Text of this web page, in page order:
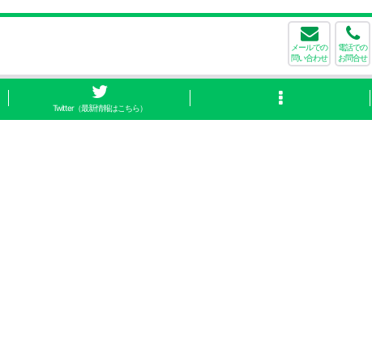
メールでの
問い合わせ
電話での
お問合せ
Twitter（最新情報はこちら）